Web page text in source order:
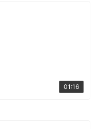
01:16